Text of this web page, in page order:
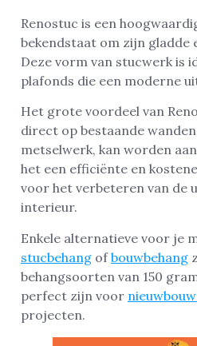
Renostuc is een
bekendstaat om zijn gladde
Deze vorm van stucwerk is
plafonds die een moderne
Het grote voordeel van
direct op bestaande
metselwerk, kan worden
het een efficiënte en
voor het verbeteren van de
interieur.
Enkele alternatieve voor je
stucbehang ofbouwbehang
behangsoorten van 150
perfect zijn voor
projecten.